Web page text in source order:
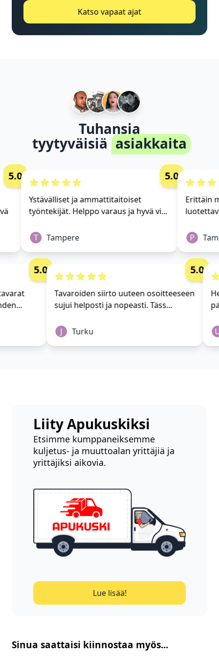
Katso vapaat ajat
Tuhansia
tyytyväisiä asiakkaita
5.0
Ystävälliset ja ammattitaitoiset
työntekijät. Helppo varaus ja hyvä vi...
T Tampere
5.0
Erittäin
P
tavarat
5.0
Tavaroiden siirto uuteen osoitteeseen
sujui helposti ja nopeasti. Täss...
J Turku
5.0
Liity Apukuskiksi
Etsimme kumppaneiksemme
kuljetus- ja muuttoalan yrittäjiä ja
yrittäjiksi aikovia.
Lue lisää!
Sinua saattaisi kiinnostaa myös...